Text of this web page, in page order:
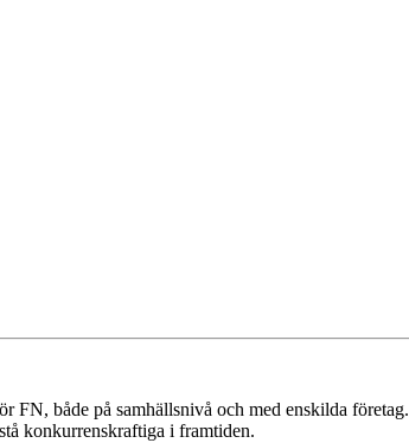
FN, både på samhällsnivå och med enskilda företag.
konkurrenskraftiga i framtiden.